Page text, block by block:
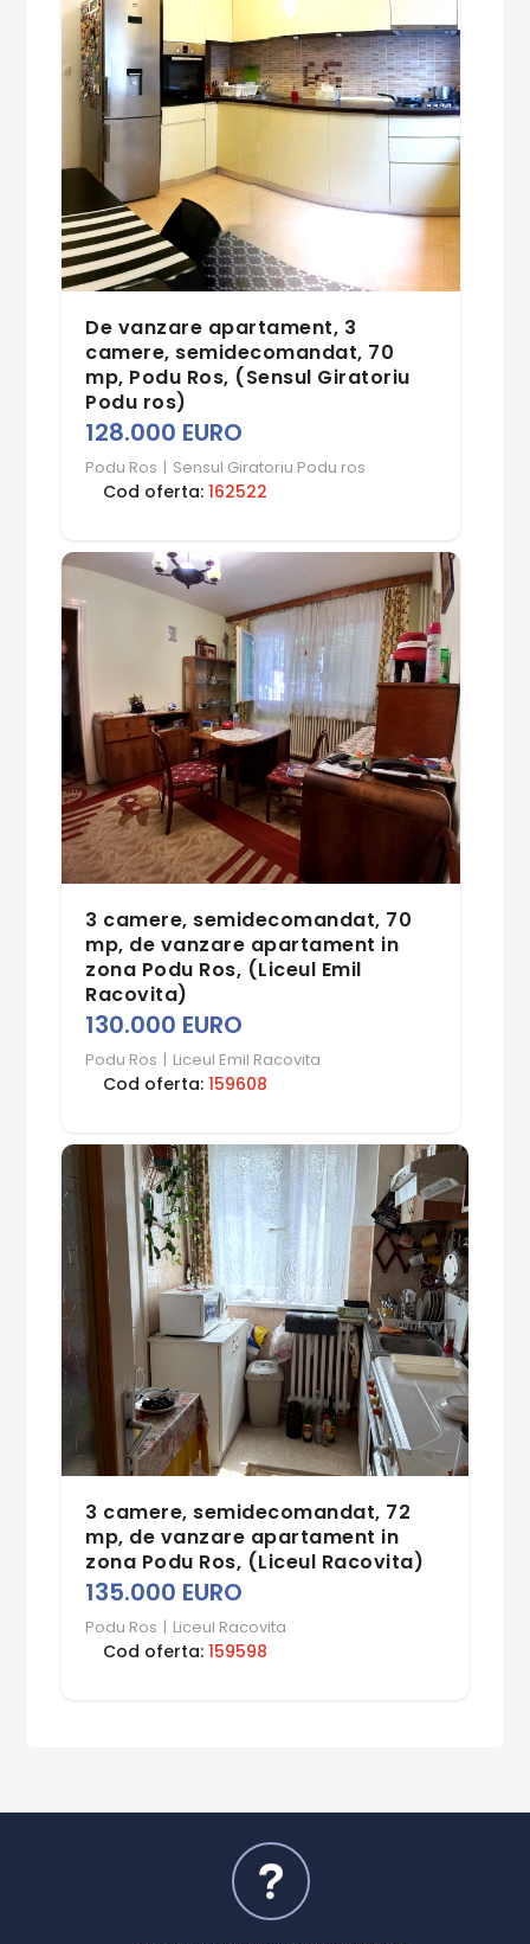
De vanzare apartament, 3
camere, semidecomandat, 70
mp, Podu Ros, (Sensul Giratoriu
Podu ros)
128.000 EURO
Podu Ros | Sensul Giratoriu Podu ros
Cod oferta:162522
3 camere, semidecomandat, 70
mp, de vanzare apartament in
zona Podu Ros, (Liceul Emil
Racovita)
130.000 EURO
Podu Ros | Liceul Emil Racovita
Cod oferta:159608
3 camere, semidecomandat, 72
mp, de vanzare apartament in
zona Podu Ros, (Liceul Racovita)
135.000 EURO
Podu Ros | Liceul Racovita
Cod oferta:159598